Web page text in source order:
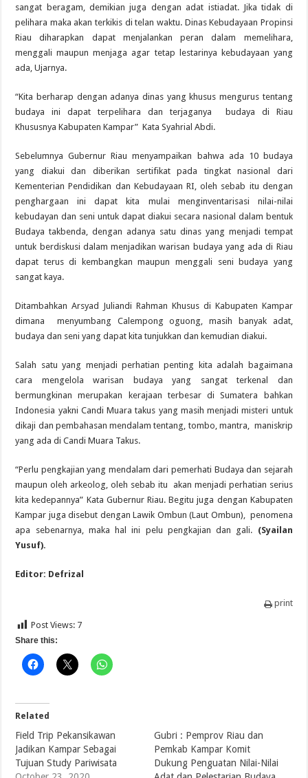
sangat beragam, demikian juga dengan adat istiadat. Jika tidak di
pelihara maka akan terkikis di telan waktu. Dinas Kebudayaan Propinsi
Riau diharapkan dapat menjalankan peran dalam memelihara,
menggali maupun menjaga agar tetap lestarinya kebudayaan yang
ada, Ujarnya.
“Kita berharap dengan adanya dinas yang khusus mengurus tentang
budaya ini dapat terpelihara dan terjaganya budaya di Riau
Khususnya Kabupaten Kampar” Kata Syahrial Abdi.
Sebelumnya Gubernur Riau menyampaikan bahwa ada 10 budaya
yang diakui dan diberikan sertifikat pada tingkat nasional dari
Kementerian Pendidikan dan Kebudayaan RI, oleh sebab itu dengan
penghargaan ini dapat kita mulai menginventarisasi nilai-nilai
kebudayan dan seni untuk dapat diakui secara nasional dalam bentuk
Budaya takbenda, dengan adanya satu dinas yang menjadi tempat
untuk berdiskusi dalam menjadikan warisan budaya yang ada di Riau
dapat terus di kembangkan maupun menggali seni budaya yang
sangat kaya.
Ditambahkan Arsyad Juliandi Rahman Khusus di Kabupaten Kampar
dimana menyumbang Calempong oguong, masih banyak adat,
budaya dan seni yang dapat kita tunjukkan dan kemudian diakui.
Salah satu yang menjadi perhatian penting kita adalah bagaimana
cara mengelola warisan budaya yang sangat terkenal dan
bermungkinan merupakan kerajaan terbesar di Sumatera bahkan
Indonesia yakni Candi Muara takus yang masih menjadi misteri untuk
dikaji dan pembahasan mendalam tentang, tombo, mantra, maniskrip
yang ada di Candi Muara Takus.
“Perlu pengkajian yang mendalam dari pemerhati Budaya dan sejarah
maupun oleh arkeolog, oleh sebab itu akan menjadi perhatian serius
kita kedepannya” Kata Gubernur Riau. Begitu juga dengan Kabupaten
Kampar juga disebut dengan Lawik Ombun (Laut Ombun), penomena
apa sebenarnya, maka hal ini pelu pengkajian dan gali. (Syailan
Yusuf).
Editor: Defrizal
print
Post Views: 7
Share this:
Related
Field Trip Pekansikawan
Jadikan Kampar Sebagai
Tujuan Study Pariwisata
Gubri : Pemprov Riau dan
Pemkab Kampar Komit
Dukung Penguatan Nilai-Nilai